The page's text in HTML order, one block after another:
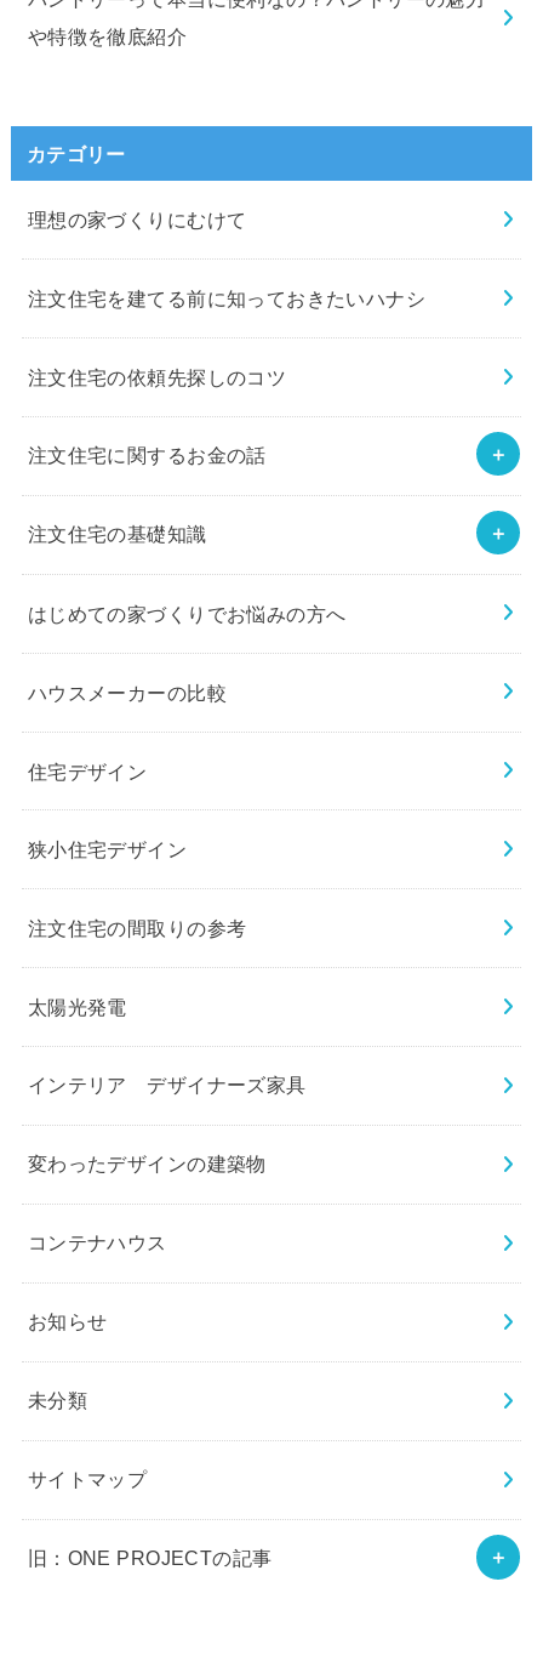
や特徴を徹底紹介
カテゴリー
理想の家づくりにむけて
注文住宅を建てる前に知っておきたいハナシ
注文住宅の依頼先探しのコツ
注文住宅に関するお金の話
注文住宅の基礎知識
はじめての家づくりでお悩みの方へ
ハウスメーカーの比較
住宅デザイン
狭小住宅デザイン
注文住宅の間取りの参考
太陽光発電
インテリア デザイナーズ家具
変わったデザインの建築物
コンテナハウス
お知らせ
未分類
サイトマップ
旧：ONE PROJECTの記事